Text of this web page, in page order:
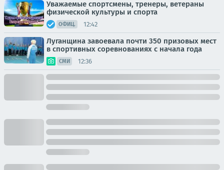
Уважаемые спортсмены, тренеры, ветераны
физической культуры и спорта
ОФИЦ. 12:42
Луганщина завоевала почти 350 призовых мест
в спортивных соревнованиях с начала года
СМИ 12:36